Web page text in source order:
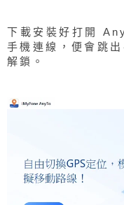
下載安裝好打開
手機連線，便會跳
解鎖。